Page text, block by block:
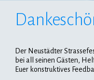
Der Neustädter
bei all seinen Gästen,
Euer konstruktives